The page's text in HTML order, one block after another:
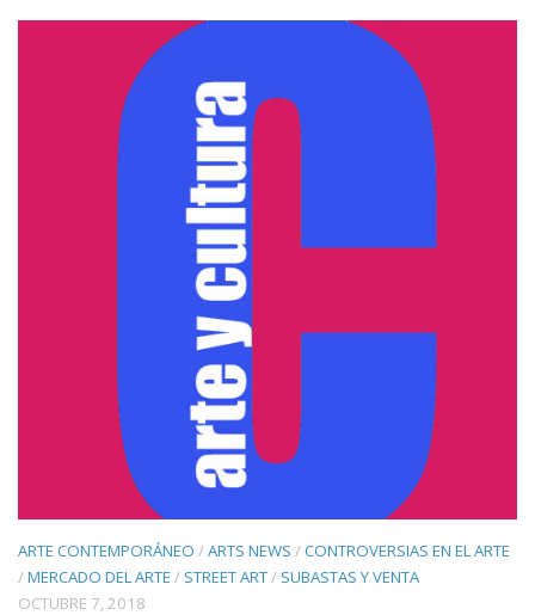
ARTE CONTEMPORÁNEO /ARTS NEWS /CONTROVERSIAS EN EL ARTE
/MERCADO DEL ARTE / STREET ART/ SUBASTAS Y VENTA
OCTUBRE 7, 2018